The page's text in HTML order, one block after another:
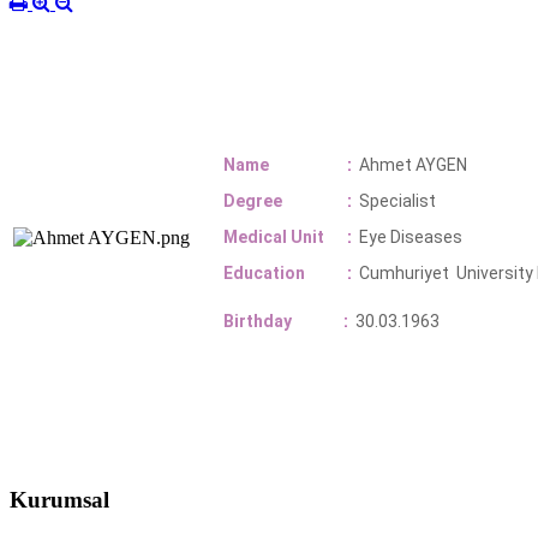
Name : Ahmet AYGEN
Degree
: Specialist
Medical Unit
: Eye Diseases
Education
: Cumhuriyet
Birthday : 30.03.1963
Kurumsal